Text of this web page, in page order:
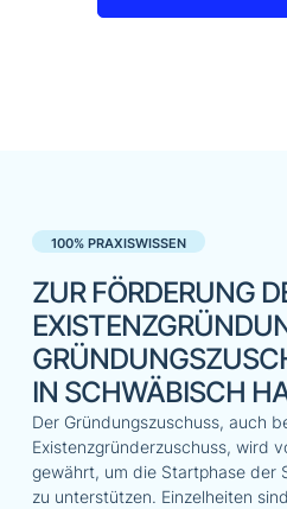
100% PRAXISWISSEN
ZUR FÖRDERUNG
IN SCHWÄBISCH
Der Gründungszuschuss, auch
Existenzgründerzuschuss, wird
gewährt, um die Startphase der
zu unterstützen. Einzelheiten